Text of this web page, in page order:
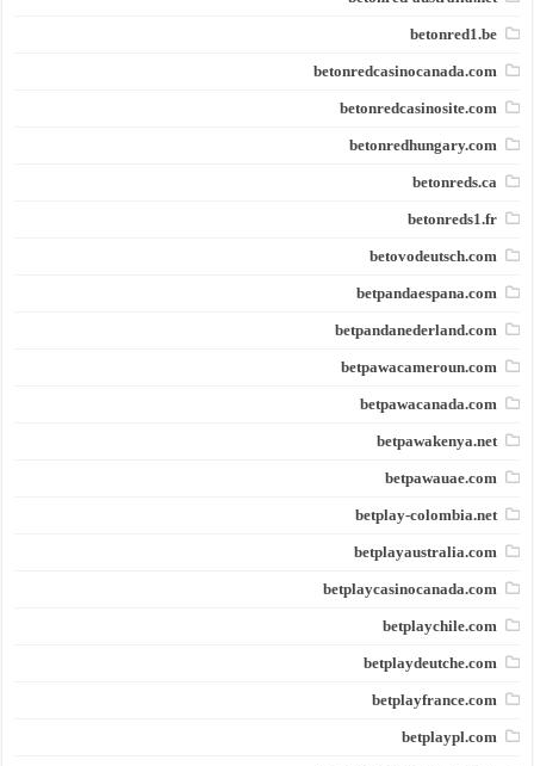
betonred1.be
betonredcasinocanada.com
betonredcasinosite.com
betonredhungary.com
betonreds.ca
betonreds1.fr
betovodeutsch.com
betpandaespana.com
betpandanederland.com
betpawacameroun.com
betpawacanada.com
betpawakenya.net
betpawauae.com
betplay-colombia.net
betplayaustralia.com
betplaycasinocanada.com
betplaychile.com
betplaydeutche.com
betplayfrance.com
betplaypl.com